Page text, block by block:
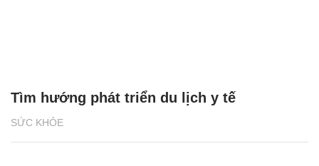
SỨC KHỎE
Tìm hướng phát triển du lịch y tế